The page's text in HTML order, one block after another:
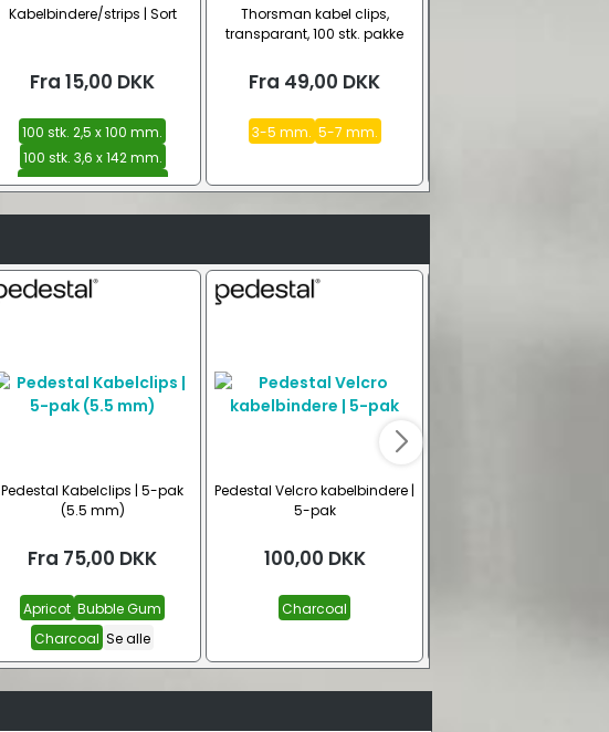
Kabelbindere/strips | Sort
Fra 15,00 DKK
100 stk. 2,5 x 100 mm.
100 stk. 3,6 x 142 mm.
100 stk. 4,8 x 370 mm.
Thorsman kabel clips,
transparant, 100 stk. pakke
Fra 49,00 DKK
3-5 mm. 5-7 mm.
Pedestal Kabelclips | 5-pak
(5.5 mm)
Fra 75,00 DKK
Apricot Bubble Gum
Charcoal Se alle
Pedestal Velcro kabelbindere |
5-pak
100,00 DKK
Charcoal